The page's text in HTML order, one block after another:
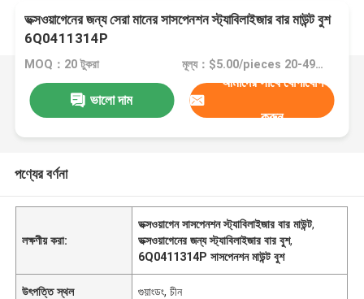
ভক্সওয়াগেনের জন্য সেরা মানের সাসপেনশন স্ট্যাবিলাইজার বার মাউন্ট বুশ
6Q0411314P
MOQ：20 টুকরা মূল্য：$5.00/pieces 20-49 pieces
ভালো দাম
আমাদের সাথে যোগাযোগ
করুন
পণ্যের বর্ণনা
লক্ষণীয় করা:
ভক্সওয়াগেন সাসপেনশন স্ট্যাবিলাইজার বার মাউন্ট,
ভক্সওয়াগেনের জন্য স্ট্যাবিলাইজার বার বুশ,
6Q0411314P সাসপেনশন মাউন্ট বুশ
উৎপত্তি স্থল গুয়াংডং, চীন